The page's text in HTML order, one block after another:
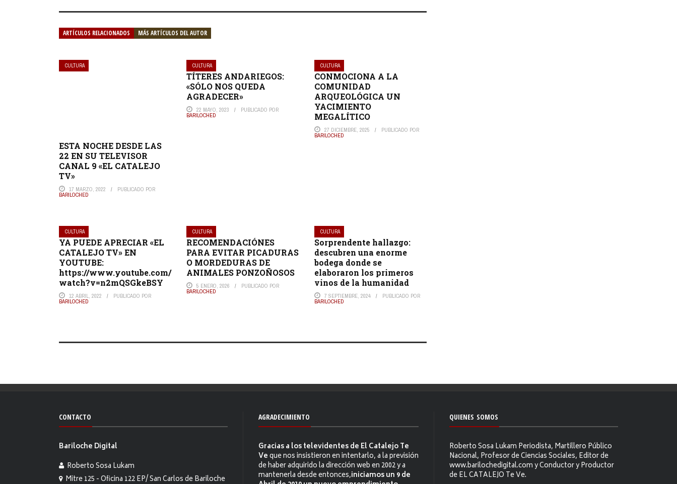
ARTÍCULOS RELACIONADOS MÁS ARTÍCULOS DEL AUTOR
CULTURA
ESTA NOCHE DESDE LAS
22 EN SU TELEVISOR
CANAL 9 «EL CATALEJO
TV»
17 MARZO, 2022 PUBLICADO POR
BARILOCHED
CULTURA
TÍTERES ANDARIEGOS:
«SÓLO NOS QUEDA
AGRADECER»
22 MAYO, 2023 PUBLICADO POR
BARILOCHED
CULTURA
CONMOCIONA A LA
COMUNIDAD
ARQUEOLÓGICA UN
YACIMIENTO
MEGALÍTICO
27 DICIEMBRE, 2025 PUBLICADO POR
BARILOCHED
CULTURA
YA PUEDE APRECIAR «EL
CATALEJO TV» EN
YOUTUBE:
https://www.youtube.com/
watch?v=n2mQSGkeBSY
12 ABRIL, 2022 PUBLICADO POR
BARILOCHED
CULTURA
RECOMENDACIÓNES
PARA EVITAR PICADURAS
O MORDEDURAS DE
ANIMALES PONZOÑOSOS
5 ENERO, 2026 PUBLICADO POR
BARILOCHED
CULTURA
Sorprendente hallazgo:
descubren una enorme
bodega donde se
elaboraron los primeros
vinos de la humanidad
7 SEPTIEMBRE, 2024 PUBLICADO POR
BARILOCHED
CONTACTO
Bariloche Digital
Roberto Sosa Lukam
Mitre 125 - Oficina 122 EP/ San Carlos de Bariloche
AGRADECIMIENTO
Gracias a los televidentes de El Catalejo Te
Veque nos insistieron en intentarlo, a la previsión
de haber adquirido la dirección web en 2002 y a
mantenerla desde entonces,iniciamos un 9 de
QUIENES SOMOS
Roberto Sosa Lukam Periodista, Martillero Público
Nacional, Profesor de Ciencias Sociales, Editor de
www.barilochedigital.com y Conductor y Productor
de EL CATALEJO Te Ve.